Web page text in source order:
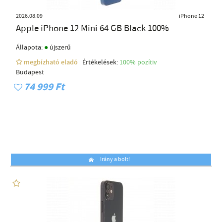
2026.08.09 iPhone 12
Apple iPhone 12 Mini 64 GB Black 100%
Állapota: ● újszerű
megbízható eladó
Értékelések: 100% pozítiv
Budapest
74 999 Ft
Irány a bolt!